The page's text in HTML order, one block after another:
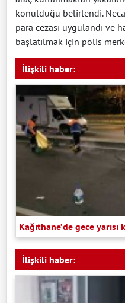
konulduğu belirlendi.
para cezası uygulandı ve
başlatılmak için polis
İlişkili haber:
Kağıthane’de gece
İlişkili haber: